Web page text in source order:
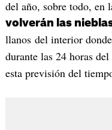
del año, sobre todo, en
volverán las
llanos del interior donde
durante las 24 horas del
esta previsión del